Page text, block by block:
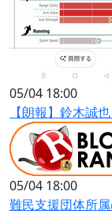
05/04 18:00
【朗報】鈴木誠
05/04 18:00
難民支援団体所